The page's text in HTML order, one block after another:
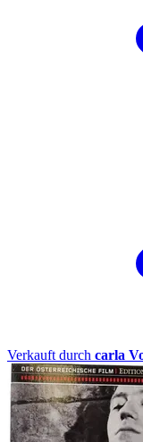
Verkauft durch carla